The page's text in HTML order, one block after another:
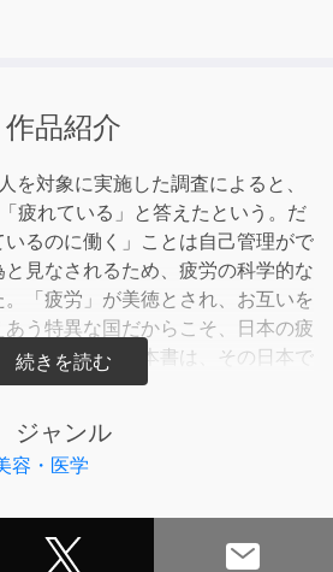
作品紹介
を対象に実施した調査によると、
疲れている」と答えたという。だ
るのに働く」ことは自己管理がで
見なされるため、疲労の科学的な
「疲労」が美徳とされ、お互いを
あう特異な国だからこそ、日本の疲
走っている。本書は、その日本で
著者が、数々のノーベル賞級の新研
ころに感染する「ヒトヘルペスウイ
ジャンル
容・医学